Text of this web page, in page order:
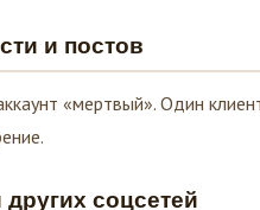
и постов
«мертвый». Один
соцсетей